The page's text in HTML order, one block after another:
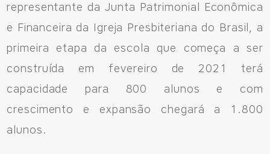
representante da Junta Patrimonial Econômica
e Financeira da Igreja Presbiteriana do Brasil, a
primeira etapa da escola que começa a ser
construída em fevereiro de 2021 terá
capacidade para 800 alunos e com
crescimento e expansão chegará a 1.800
alunos.